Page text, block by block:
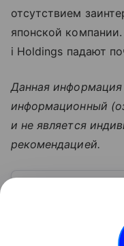
отсутствием
японской
i Holdings падают
Данная информация
информационный
и не является
рекомендацией.
и принципы
В статье